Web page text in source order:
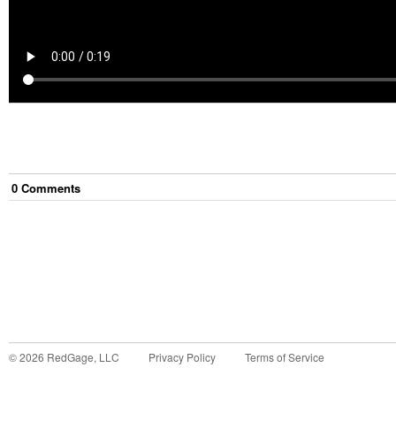
0 Comments
©2026 RedGage, LLC Privacy Policy Terms of Service